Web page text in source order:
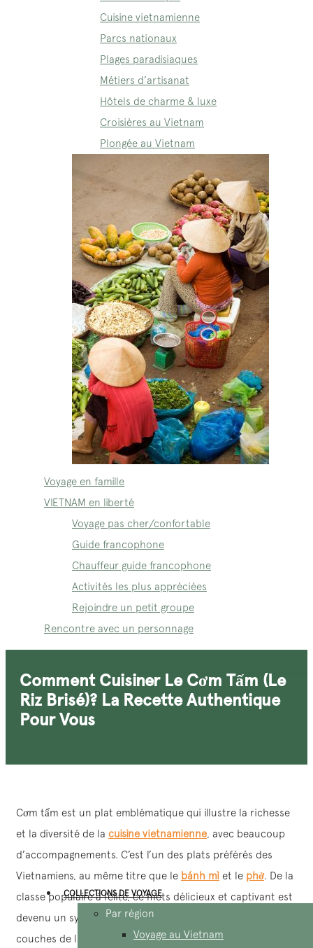
Cuisine vietnamienne
Parcs nationaux
Plages paradisiaques
Métiers d’artisanat
Hôtels de charme & luxe
Croisières au Vietnam
Plongée au Vietnam
Voyage en famille
VIETNAM en liberté
Voyage pas cher/confortable
Guide francophone
Chauffeur guide francophone
Activités les plus appréciées
Rejoindre un petit groupe
Rencontre avec un personnage
COLLECTIONS DE VOYAGE
Par région
Voyage au Vietnam
Comment Cuisiner Le Cơm Tấm (le
Riz Brisé)? La Recette Authentique
Pour Vous
Cơm tấm est un plat emblématique qui illustre la richesse
et la diversité de la cuisine vietnamienne, avec beaucoup
d’accompagnements. C’est l’un des plats préférés des
Vietnamiens, au même titre que le bánh mì et le phở. De la
classe populaire à l’élite, ce mets délicieux et captivant est
devenu un symbole culinaire rassemblant toutes les
couches de la population vietnamienne. Pour découvrir